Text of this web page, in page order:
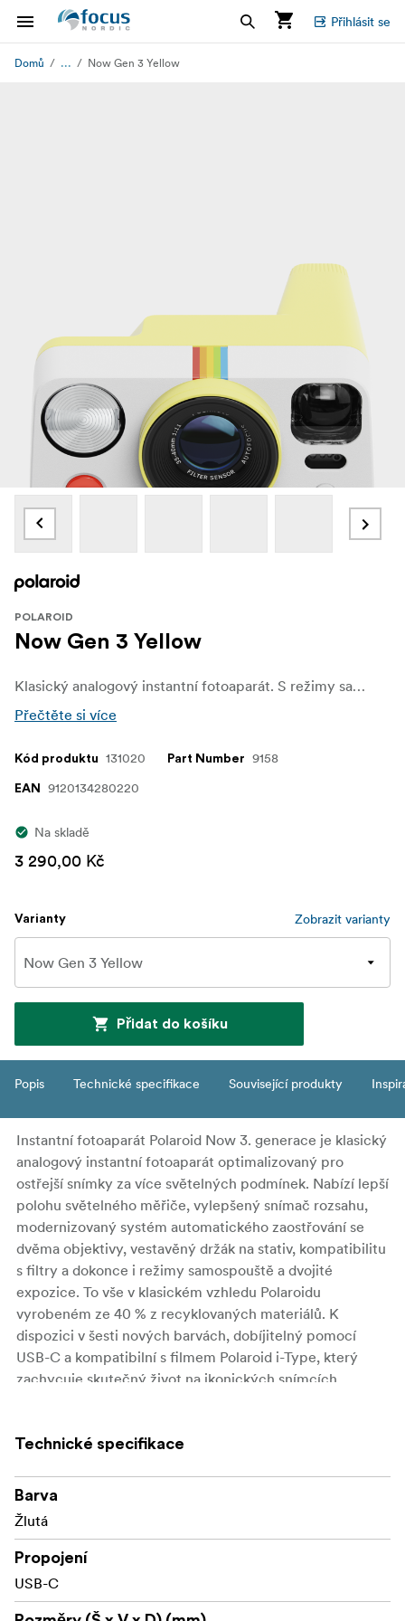
Přihlásit se
Domů ... Now Gen 3 Yellow
POLAROID
Now Gen 3 Yellow
Klasický analogový instantní fotoaparát. S režimy samospouště a dvojité expozice, vylepšeným systémem automatického ostření se dvěma objektivy a vyrobený ze 40 % z recyklovaných materiálů v šesti různých barvách. To vše proto, abyste mohli zachytit skutečný život na ikonický film Polaroid v plné velikosti.
Přečtěte si více
Kód produktu 131020 Part Number 9158
EAN 9120134280220
Na skladě
3 290,00 Kč
Varianty Zobrazit varianty
Přidat do košíku
Popis Technické specifikace Související produkty
Instantní fotoaparát Polaroid Now 3. generace je klasický
analogový instantní fotoaparát optimalizovaný pro
ostřejší snímky za více světelných podmínek. Nabízí lepší
polohu světelného měřiče, vylepšený snímač rozsahu,
modernizovaný systém automatického zaostřování se
dvěma objektivy, vestavěný držák na stativ, kompatibilitu
s filtry a dokonce i režimy samospouště a dvojité
expozice. To vše v klasickém vzhledu Polaroidu
vyrobeném ze 40 % z recyklovaných materiálů. K
dispozici v šesti nových barvách, dobíjitelný pomocí
USB-C a kompatibilní s filmem Polaroid i-Type, který
zachycuje skutečný život na ikonických snímcích
Ikonický design Polaroid Klasický vzhled Polaroidu,
který znáte a milujete, nyní vyrobený z materiálů
šetrnějších k budoucnosti.
automatického ostření se dvěma objektivy
fotoaparátu Polaroid Now sám vybere, který
objektiv je pro daný záběr vhodný, aniž byste
museli cokoli dělat.
Technické specifikace
Barva
Žlutá
Propojení
USB-C